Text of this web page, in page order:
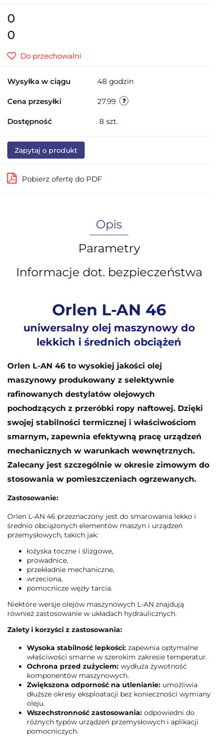
0
0
Do przechowalni
Wysyłka w ciągu 48 godzin
Cena przesyłki 27.99
Dostępność 8 szt.
Zapytaj o produkt
Pobierz ofertę do PDF
Opis
Parametry
Informacje dot. bezpieczeństwa
Orlen L-AN 46
uniwersalny olej maszynowy do
lekkich i średnich obciążeń
Orlen L-AN 46 to wysokiej jakości olej
maszynowy produkowany z selektywnie
rafinowanych destylatów olejowych
pochodzących z przeróbki ropy naftowej. Dzięki
swojej stabilności termicznej i właściwościom
smarnym, zapewnia efektywną pracę urządzeń
mechanicznych w warunkach wewnętrznych.
Zalecany jest szczególnie w okresie zimowym do
stosowania w pomieszczeniach ogrzewanych.
Zastosowanie:
Orlen L-AN 46 przeznaczony jest do smarowania lekko i
średnio obciążonych elementów maszyn i urządzeń
przemysłowych, takich jak:
łożyska toczne i ślizgowe,
prowadnice,
przekładnie mechaniczne,
wrzeciona,
pomocnicze węzły tarcia.
Niektóre wersje olejów maszynowych L-AN znajdują
również zastosowanie w układach hydraulicznych.
Zalety i korzyści z zastosowania:
Wysoka stabilność lepkości: zapewnia optymalne
właściwości smarne w szerokim zakresie temperatur.
Ochrona przed zużyciem: wydłuża żywotność
komponentów maszynowych.
Zwiększona odporność na utlenianie: umożliwia
dłuższe okresy eksploatacji bez konieczności wymiany
oleju.
Wszechstronność zastosowania: odpowiedni do
różnych typów urządzeń przemysłowych i aplikacji
pomocniczych.